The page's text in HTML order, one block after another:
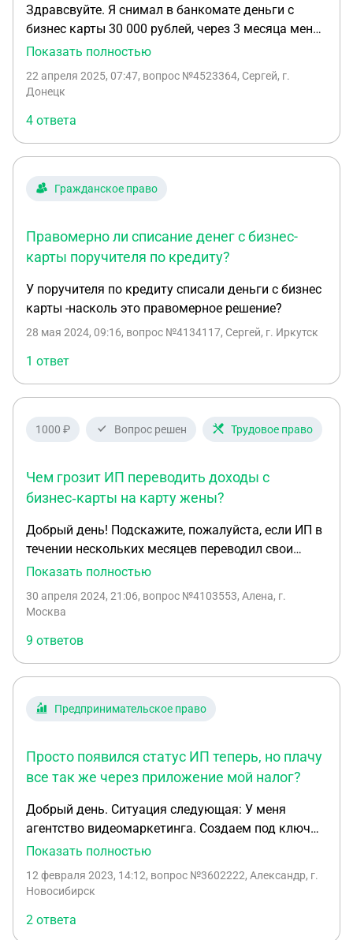
Здравсвуйте. Я снимал в банкомате деньги с
бизнес карты 30 000 рублей, через 3 месяца меня
вызвали в полицию и объяснили, что я снял
передо мной. По факту заведено уголовное
сообщения то я не мог знать , что списания
данной суммы у меня нет. Чем мне может грозить
вся эта ситуация. Ранее не судим, материальное
положение выше среднего 55 лет К моей карте не
привязано смс сообщения о транзакциям и
Показать полностью
22 апреля 2025, 07:47, вопрос №4523364, Сергей, г.
Донецк
4 ответа
Гражданское право
Правомерно ли списание денег с бизнес-
карты поручителя по кредиту?
У поручителя по кредиту списали деньги с бизнес
карты -насколь это правомерное решение?
28 мая 2024, 09:16, вопрос №4134117, Сергей, г. Иркутск
1 ответ
1000 ₽ Вопрос решен Трудовое право
Чем грозит ИП переводить доходы с
бизнес‑карты на карту жены?
Добрый день! Подскажите, пожалуйста, если ИП в
течении нескольких месяцев переводил свои
заработанные деньги со своей бизнес карты жене
грозит?
Показать полностью
30 апреля 2024, 21:06, вопрос №4103553, Алена, г.
Москва
9 ответов
Предпринимательское право
Просто появился статус ИП теперь, но плачу
все так же через приложение мой налог?
Добрый день. Ситуация следующая: У меня
агентство видеомаркетинга. Создаем под ключ
видео для рилс, тикток и тд (для компаний и
некоторых моих тарифов на несколько месяцев
самозанятости. Из-за подключения рассрочки
Показать полностью
12 февраля 2023, 14:12, вопрос №3602222, Александр, г.
Новосибирск
2 ответа